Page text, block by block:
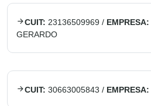
CUIT: 23136509969 / EMPRESA:
GERARDO
CUIT: 30663005843 / EMPRESA: